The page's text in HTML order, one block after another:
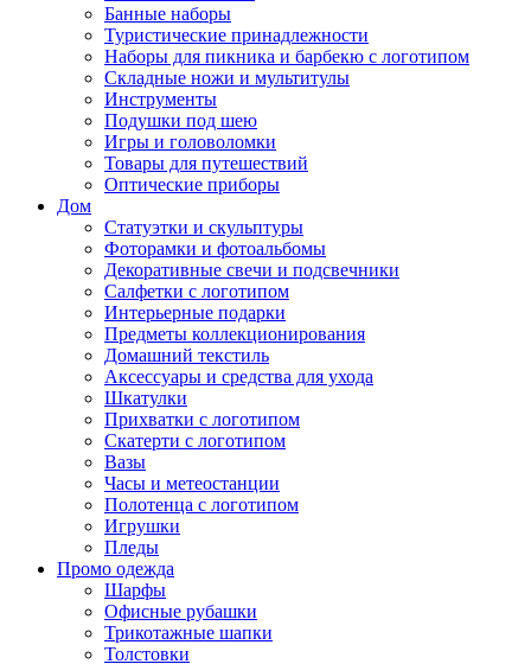
Банные наборы
Туристические принадлежности
Наборы для пикника и барбекю с логотипом
Складные ножи и мультитулы
Инструменты
Подушки под шею
Игры и головоломки
Товары для путешествий
Оптические приборы
Дом
Статуэтки и скульптуры
Фоторамки и фотоальбомы
Декоративные свечи и подсвечники
Салфетки с логотипом
Интерьерные подарки
Предметы коллекционирования
Домашний текстиль
Аксессуары и средства для ухода
Шкатулки
Прихватки с логотипом
Скатерти с логотипом
Вазы
Часы и метеостанции
Полотенца с логотипом
Игрушки
Пледы
Промо одежда
Шарфы
Офисные рубашки
Трикотажные шапки
Толстовки